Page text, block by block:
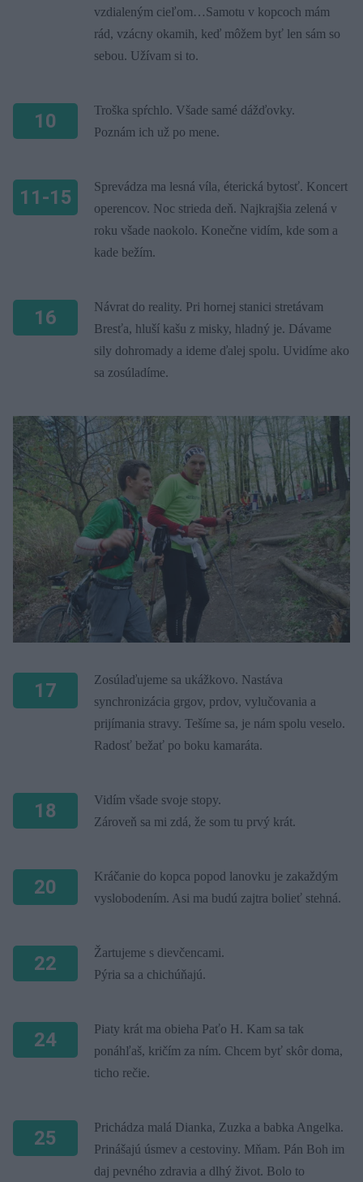
vzdialeným cieľom…Samotu v kopcoch mám
rád, vzácny okamih, keď môžem byť len sám so
sebou. Užívam si to.
10
Troška spŕchlo. Všade samé dážďovky.
Poznám ich už po mene.
11-15
Sprevádza ma lesná víla, éterická bytosť. Koncert
operencov. Noc strieda deň. Najkrajšia zelená v
roku všade naokolo. Konečne vidím, kde som a
kade bežím.
16
Návrat do reality. Pri hornej stanici stretávam
Bresťa, hluší kašu z misky, hladný je. Dávame
sily dohromady a ideme ďalej spolu. Uvidíme ako
sa zosúladíme.
17
Zosúlaďujeme sa ukážkovo. Nastáva
synchronizácia grgov, prdov, vylučovania a
prijímania stravy. Tešíme sa, je nám spolu veselo.
Radosť bežať po boku kamaráta.
18
Vidím všade svoje stopy.
Zároveň sa mi zdá, že som tu prvý krát.
20
Kráčanie do kopca popod lanovku je zakaždým
vyslobodením. Asi ma budú zajtra bolieť stehná.
22
Žartujeme s dievčencami.
Pýria sa a chichúňajú.
24
Piaty krát ma obieha Paťo H. Kam sa tak
ponáhľaš, kričím za ním. Chcem byť skôr doma,
ticho rečie.
25
Prichádza malá Dianka, Zuzka a babka Angelka.
Prinášajú úsmev a cestoviny. Mňam. Pán Boh im
daj pevného zdravia a dlhý život. Bolo to